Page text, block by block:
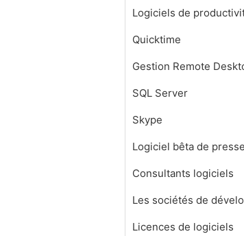
Logiciels de
Quicktime
Gestion Remote
SQL Server
Skype
Logiciel bêta de presse
Consultants logiciels
Licences de logiciels